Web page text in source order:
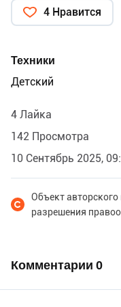
4 Нравится
Техники
Детский
4 Лайка
142 Просмотра
10 Сентябрь 2025,
Объект
разрешения
Комментарии 0